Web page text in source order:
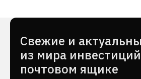
Cвежие и
из мира
почтовом ящике